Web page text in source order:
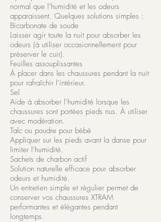
normal que l’humidité et les odeurs
apparaissent. Quelques solutions simples :
Bicarbonate de soude
Laisser agir toute la nuit pour absorber les
odeurs (à utiliser occasionnellement pour
préserver le cuir).
Feuilles assouplissantes
À placer dans les chaussures pendant la nuit
pour rafraîchir l’intérieur.
Sel
Aide à absorber l’humidité lorsque les
chaussures sont portées pieds nus. À utiliser
avec modération.
Talc ou poudre pour bébé
Appliquer sur les pieds avant la danse pour
limiter l’humidité.
Sachets de charbon actif
Solution naturelle efficace pour absorber
odeurs et humidité.
Un entretien simple et régulier permet de
conserver vos chaussures XTRAM
performantes et élégantes pendant
longtemps.